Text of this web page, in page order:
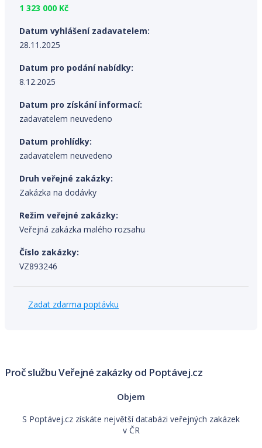
1 323 000 Kč
Datum vyhlášení zadavatelem:
28.11.2025
Datum pro podání nabídky:
8.12.2025
Datum pro získání informací:
zadavatelem neuvedeno
Datum prohlídky:
zadavatelem neuvedeno
Druh veřejné zakázky:
Zakázka na dodávky
Režim veřejné zakázky:
Veřejná zakázka malého rozsahu
Číslo zakázky:
VZ893246
Zadat zdarma poptávku
Proč službu Veřejné zakázky od Poptávej.cz
Objem
S Poptávej.cz získáte největší databázi veřejných zakázek
v ČR